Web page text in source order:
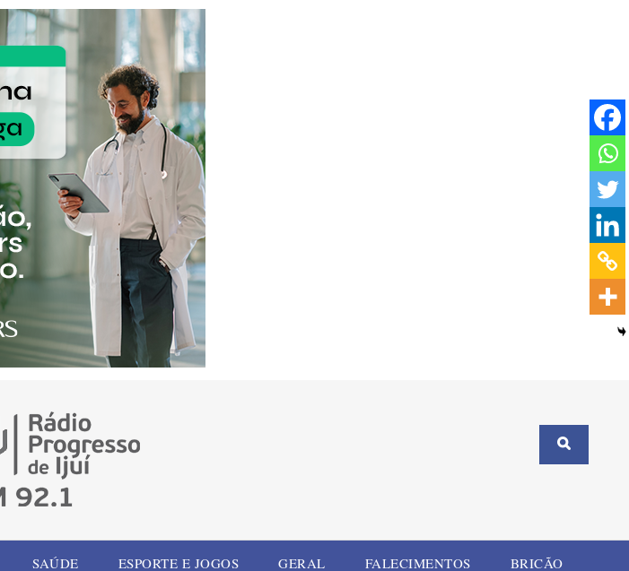
SAÚDE ESPORTE E JOGOS GERAL FALECIMENTOS BRICÃO